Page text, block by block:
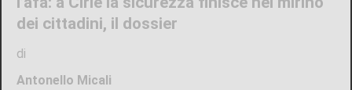
dei cittadini, il dossier
di
Antonello Micali